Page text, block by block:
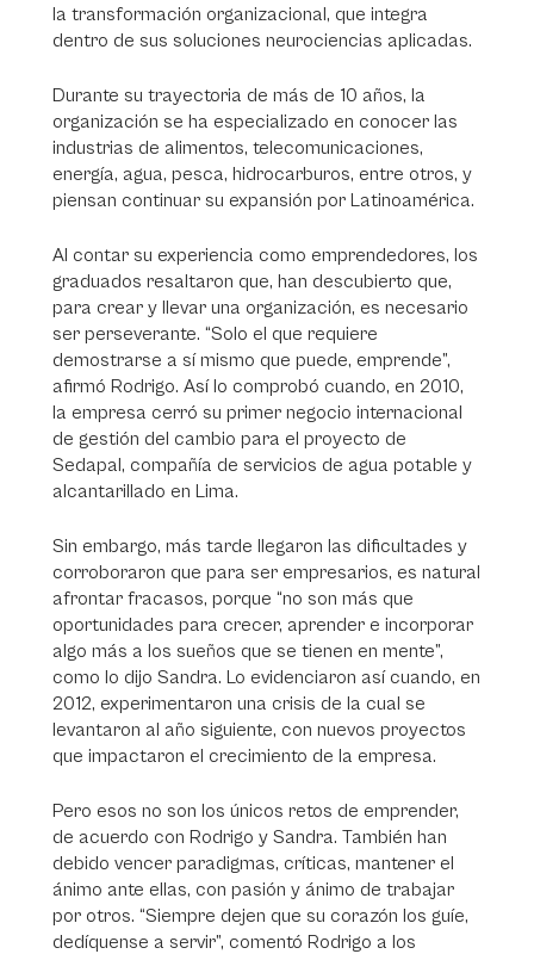
la transformación organizacional, que integra
dentro de sus soluciones neurociencias aplicadas.
Durante su trayectoria de más de 10 años, la
organización se ha especializado en conocer las
industrias de alimentos, telecomunicaciones,
energía, agua, pesca, hidrocarburos, entre otros, y
piensan continuar su expansión por Latinoamérica.
Al contar su experiencia como emprendedores, los
graduados resaltaron que, han descubierto que,
para crear y llevar una organización, es necesario
ser perseverante. “Solo el que requiere
demostrarse a sí mismo que puede, emprende”,
afirmó Rodrigo. Así lo comprobó cuando, en 2010,
la empresa cerró su primer negocio internacional
de gestión del cambio para el proyecto de
Sedapal, compañía de servicios de agua potable y
alcantarillado en Lima.
Sin embargo, más tarde llegaron las dificultades y
corroboraron que para ser empresarios, es natural
afrontar fracasos, porque “no son más que
oportunidades para crecer, aprender e incorporar
algo más a los sueños que se tienen en mente”,
como lo dijo Sandra. Lo evidenciaron así cuando, en
2012, experimentaron una crisis de la cual se
levantaron al año siguiente, con nuevos proyectos
que impactaron el crecimiento de la empresa.
Pero esos no son los únicos retos de emprender,
de acuerdo con Rodrigo y Sandra. También han
debido vencer paradigmas, críticas, mantener el
ánimo ante ellas, con pasión y ánimo de trabajar
por otros. “Siempre dejen que su corazón los guíe,
dedíquense a servir”, comentó Rodrigo a los